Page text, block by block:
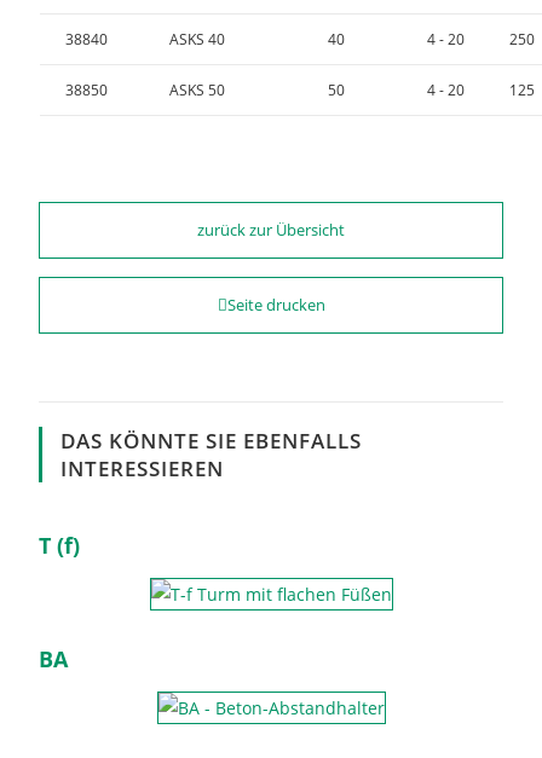
38840 ASKS 40 40 4 - 20 250
38850 ASKS 50 50 4 - 20 125
zurück zur Übersicht
Seite drucken
DAS KÖNNTE SIE EBENFALLS
INTERESSIEREN
T (f)
BA